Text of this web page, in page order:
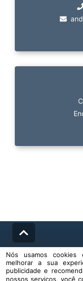
©
Nós usamos cookies
melhorar a sua
publicidade e
nossos serviços, você